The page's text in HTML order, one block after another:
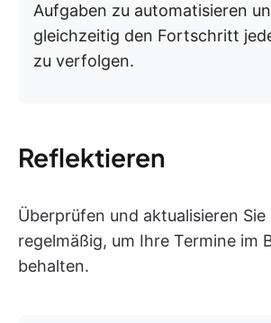
Aufgaben zu automatisieren
gleichzeitig den Fortschritt
zu verfolgen.
Reflektieren
Überprüfen und aktualisieren Sie
regelmäßig, um Ihre Termine im
behalten.